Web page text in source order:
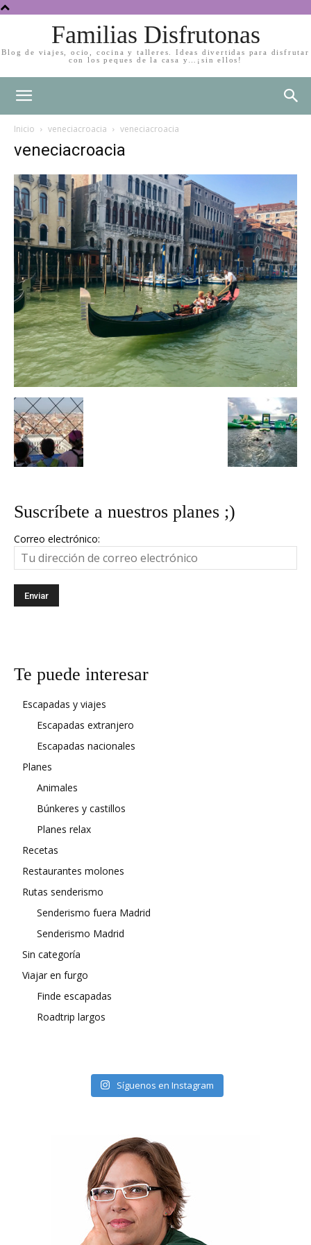
Familias Disfrutonas
Blog de viajes, ocio, cocina y talleres. Ideas divertidas para disfrutar
con los peques de la casa y…¡sin ellos!
Inicio veneciacroacia veneciacroacia
veneciacroacia
Suscríbete a nuestros planes ;)
Correo electrónico:
Te puede interesar
Escapadas y viajes
Escapadas extranjero
Escapadas nacionales
Planes
Animales
Búnkeres y castillos
Planes relax
Recetas
Restaurantes molones
Rutas senderismo
Senderismo fuera Madrid
Senderismo Madrid
Sin categoría
Viajar en furgo
Finde escapadas
Roadtrip largos
Síguenos en Instagram